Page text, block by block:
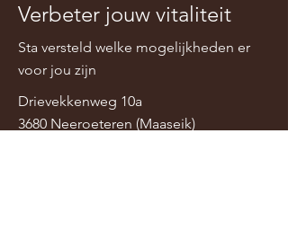
Verbeter jouw vitaliteit
Sta versteld welke mogelijkheden er
voor jou zijn
Drievekkenweg 10a
3680 Neeroeteren (Maaseik)